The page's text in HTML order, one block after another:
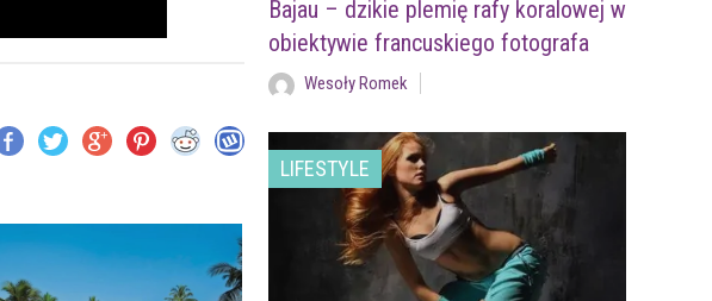
Bajau – dzikie plemię rafy koralowej w
obiektywie francuskiego fotografa
Wesoły Romek
LIFESTYLE